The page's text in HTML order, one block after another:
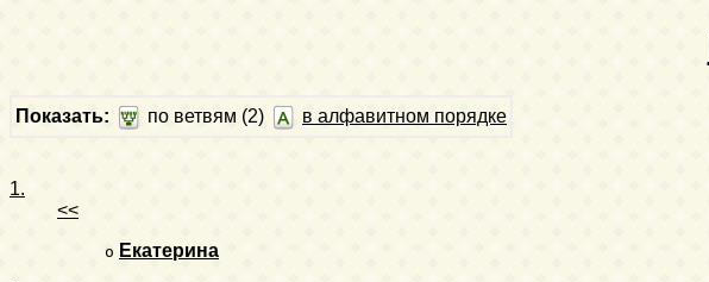
Показать: по ветвям (2) в алфавитном порядке
1.
<<
o Екатерина